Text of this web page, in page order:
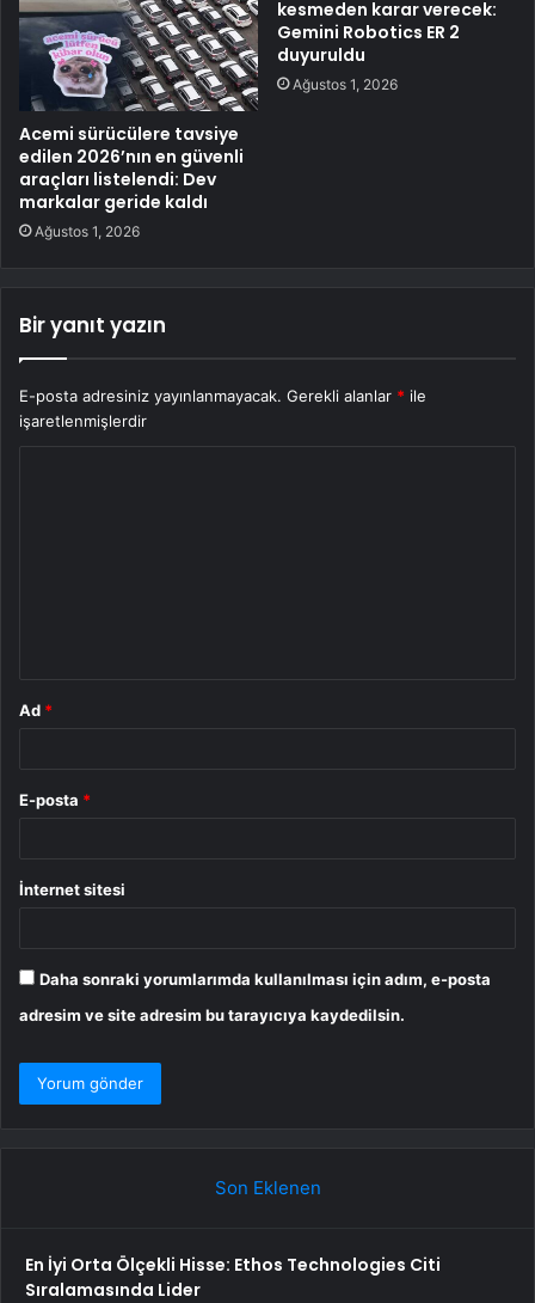
Acemi sürücülere tavsiye
edilen 2026’nın en güvenli
araçları listelendi: Dev
markalar geride kaldı
Ağustos 1, 2026
kesmeden karar verecek:
Gemini Robotics ER 2
duyuruldu
Ağustos 1, 2026
Bir yanıt yazın
E-posta adresiniz yayınlanmayacak. Gerekli alanlar * ile
işaretlenmişlerdir
Ad *
E-posta *
İnternet sitesi
Daha sonraki yorumlarımda kullanılması için adım, e-posta
adresim ve site adresim bu tarayıcıya kaydedilsin.
Son Eklenen
En İyi Orta Ölçekli Hisse: Ethos Technologies Citi
Sıralamasında Lider